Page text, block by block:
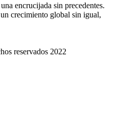
encrucijada sin precedentes.
crecimiento global sin igual,
reservados 2022